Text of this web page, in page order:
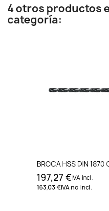
4 otros productos
categoría:
BROCA HSS DIN
197,27 €IVA incl.
163,03 €IVA no incl.